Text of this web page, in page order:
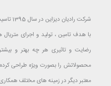
شرکت
با هدف تامین ، تولید و اجرای
رضایت و تاثیری هر چه بهتر و
محصولاتش را بصورت ویژه طراحی
معتبر دیگر در زمینه های مختلف